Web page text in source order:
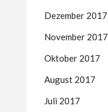
Dezember 2017
November 2017
Oktober 2017
August 2017
Juli 2017